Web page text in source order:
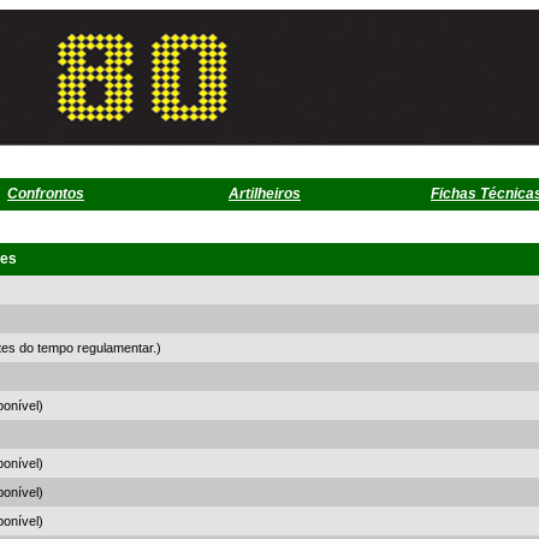
Confrontos Artilheiros Fichas
do tempo regulamentar.)